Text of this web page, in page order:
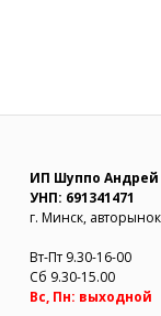
ИП Шуппо
УНП: 691341471
г. Минск,
Вт-Пт 9.30-16-00
Сб 9.30-15.00
Вс, Пн: выходной